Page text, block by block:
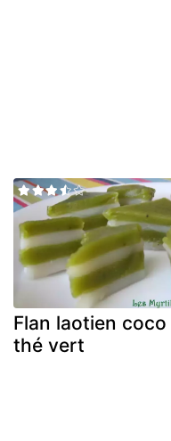
Flan laotien coco
thé vert